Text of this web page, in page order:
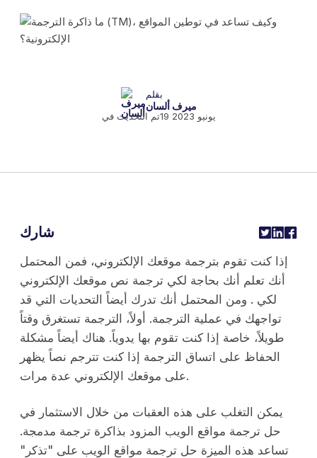
بقلم
ميرف ألسان
تم التحديث في
19 يونيو 2023
إذا كنت تقوم بترجمة موقعك الإلكتروني، فمن المحتمل
أنك تعلم أنك بحاجة لكي ترجمة نص موقعك الإلكتروني
لكي . ومن المحتمل أنك تدرك أيضاً التحديات التي قد
تواجهك في عملية الترجمة. أولاً، الترجمة تستغرق وقتاً
طويلاً، خاصة إذا كنت تقوم بها يدوياً. هناك أيضاً مشكلة
الحفاظ على اتساق الترجمة إذا كنت تترجم نصاً يظهر
على موقعك الإلكتروني عدة مرات.
يمكن التغلب على هذه العقبات من خلال الاستثمار في
حل ترجمة مواقع الويب المزود بذاكرة ترجمة مدمجة.
تساعد هذه الميزة حل ترجمة مواقع الويب على "تذكر"
شارك